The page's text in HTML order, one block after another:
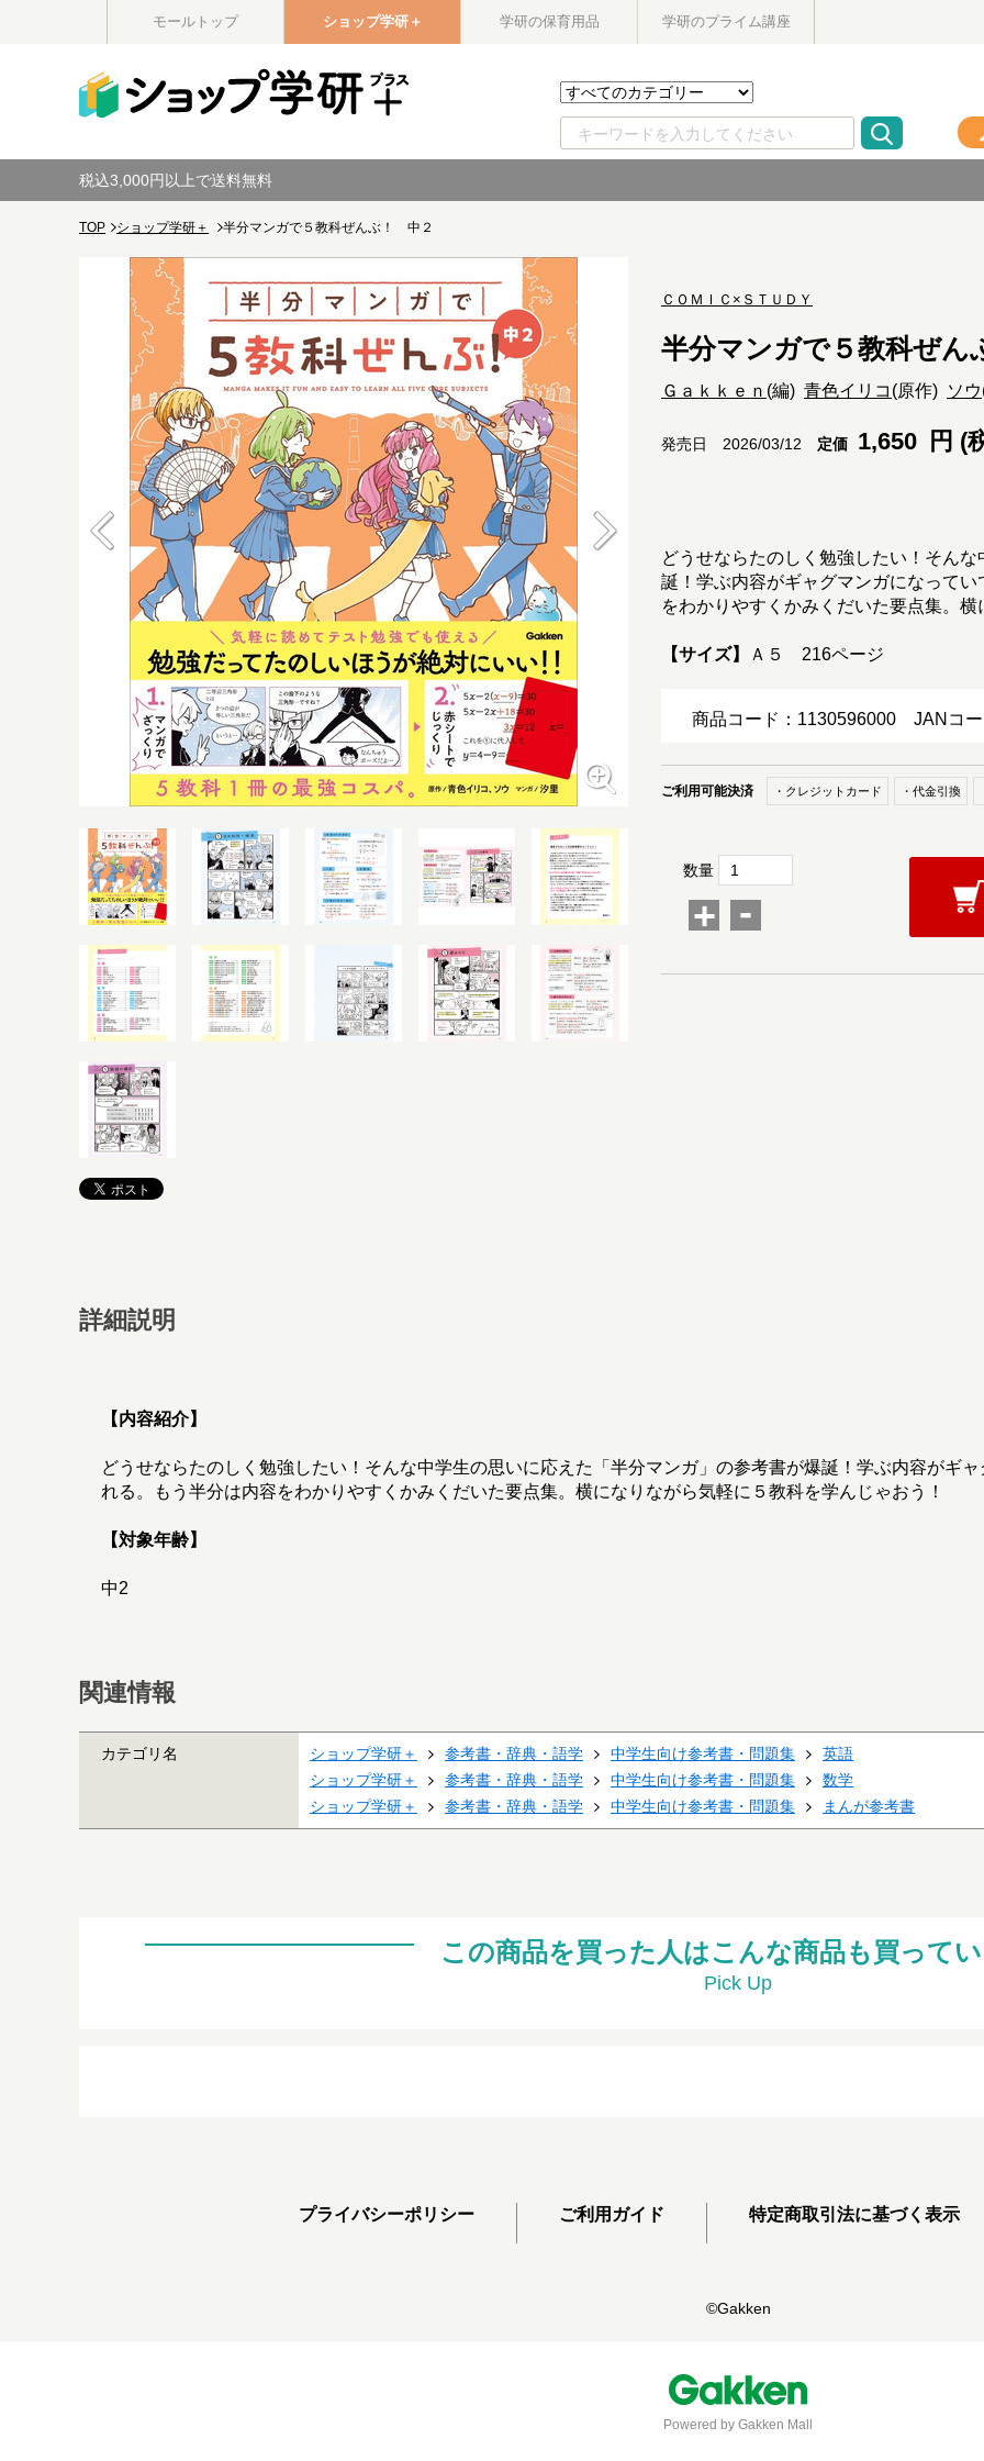
モールトップ ショップ学研＋ 学研の保育用品 学研のプライム講座
税込3,000円以上で送料無料
TOP ショップ学研＋ 半分マンガで５教科ぜんぶ！ 中２
ＣＯＭＩＣ×ＳＴＵＤＹ
半分マンガで５教科ぜ
Ｇａｋｋｅｎ (編) 青色イリコ (原作) ソウ
発売日 2026/03/12 定価 1,650 円 (
どうせならたのしく勉強したい！そん
誕！学ぶ内容がギャグマンガになって
をわかりやすくかみくだいた要点集。
【サイズ】 Ａ５ 216ページ
商品コード：1130596000 JANコ
ご利用可能決済 ・クレジットカード ・代金引換
数量
+ -
詳細説明
【内容紹介】
どうせならたのしく勉強したい！そんな中学生の思いに応えた「半分マンガ」の参考書が爆誕！学ぶ内容がギ
れる。もう半分は内容をわかりやすくかみくだいた要点集。横になりながら気軽に５教科を学んじゃおう！
【対象年齢】
中2
関連情報
カテゴリ名 ショップ学研＋ 参考書・辞典・語学 中学生向け参考書・問題集
英語
ショップ学研＋
参考書・辞典・語学 中学生向け参考書・問題集
数学
ショップ学研＋
参考書・辞典・語学 中学生向け参考書・問題集 まんが参考書
この商品を買った人はこんな商品も買って
Pick Up
プライバシーポリシー ご利用ガイド 特定商取引法に基づく表示
©Gakken
Powered by Gakken Mall